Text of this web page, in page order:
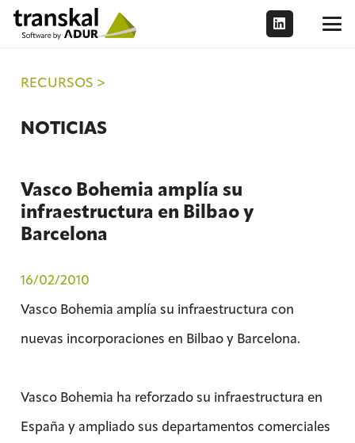
RECURSOS >
NOTICIAS
Vasco Bohemia amplía su
infraestructura en Bilbao y
Barcelona
16/02/2010
Vasco Bohemia amplía su infraestructura con
nuevas incorporaciones en Bilbao y Barcelona.
Vasco Bohemia ha reforzado su infraestructura en
España y ampliado sus departamentos comerciales